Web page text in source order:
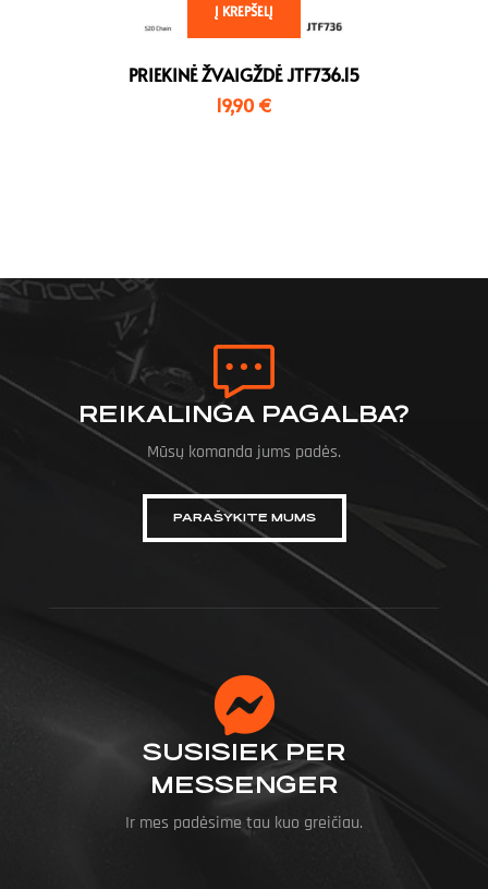
Į KREPŠELĮ
PRIEKINĖ ŽVAIGŽDĖ JTF736.15
19,90 €
REIKALINGA PAGALBA?
Mūsų komanda jums padės.
PARAŠYKITE MUMS
SUSISIEK PER
MESSENGER
Ir mes padėsime tau kuo greičiau.